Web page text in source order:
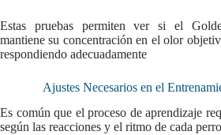
Estas pruebas permiten ver si el
mantiene su concentración en el olor
respondiendo adecuadamente
Ajustes Necesarios en el
Es común que el proceso de aprendizaje
según las reacciones y el ritmo de cada perro